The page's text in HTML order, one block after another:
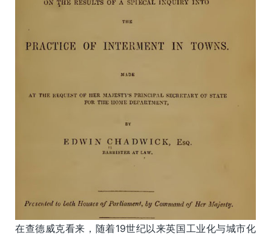
在查德威克看来，随着19世纪以来英国工业化与城市化